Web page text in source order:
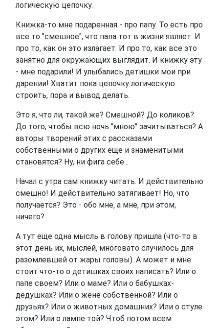
логическую цепочку.
Книжка-то мне подаренная - про папу. То есть про
все то "смешное", что папа тот в жизни являет. И
про то, как он это излагает. И про то, как все это
занятно для окружающих выглядит. И книжку эту
- мне подарили! И улыбались детишки мои при
дарении! Хватит пока цепочку логическую
строить, пора и вывод делать.
Это я, что ли, такой же? Смешной? До коликов?
До того, чтобы всю ночь "мною" зачитываться? А
авторы творений этих с рассказами
собственными о других еще и знаменитыми
становятся? Ну, ни фига себе...
Начал с утра сам книжку читать. И действительно
смешно! И действительно затягивает! Но, что
получается? Это - обо мне, а мне, при этом,
ничего?
А тут еще одна мысль в голову пришла (что-то в
этот день их, мыслей, многовато случилось для
разомлевшей от жары головы). А может и мне
стоит что-то о детишках своих написать? Или о
папе своем? Или о маме? Или о бабушках-
дедушках? Или о жене собственной? Или о
друзьях? Или о животных домашних? Или о стуле
этом? Или о лампе той? Чтоб потом всем